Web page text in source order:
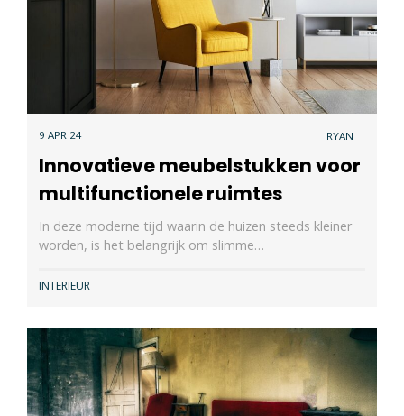
9 APR 24 RYAN
Innovatieve meubelstukken voor
multifunctionele ruimtes
In deze moderne tijd waarin de huizen steeds kleiner
worden, is het belangrijk om slimme…
INTERIEUR